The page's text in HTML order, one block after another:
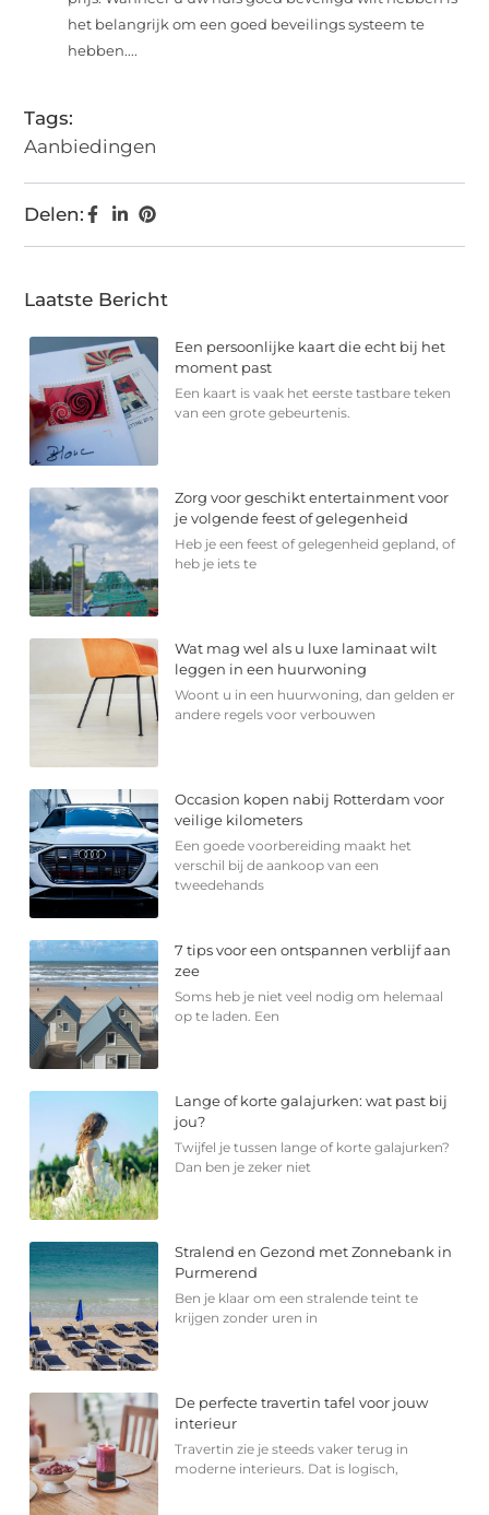
het belangrijk om een goed beveilings systeem te
hebben....
Tags:
Aanbiedingen
Delen:
Laatste Bericht
Een persoonlijke kaart die echt bij het
moment past
Een kaart is vaak het eerste tastbare teken
van een grote gebeurtenis.
Zorg voor geschikt entertainment voor
je volgende feest of gelegenheid
Heb je een feest of gelegenheid gepland, of
heb je iets te
Wat mag wel als u luxe laminaat wilt
leggen in een huurwoning
Woont u in een huurwoning, dan gelden er
andere regels voor verbouwen
Occasion kopen nabij Rotterdam voor
veilige kilometers
Een goede voorbereiding maakt het
verschil bij de aankoop van een
tweedehands
7 tips voor een ontspannen verblijf aan
zee
Soms heb je niet veel nodig om helemaal
op te laden. Een
Lange of korte galajurken: wat past bij
jou?
Twijfel je tussen lange of korte galajurken?
Dan ben je zeker niet
Stralend en Gezond met Zonnebank in
Purmerend
Ben je klaar om een stralende teint te
krijgen zonder uren in
De perfecte travertin tafel voor jouw
interieur
Travertin zie je steeds vaker terug in
moderne interieurs. Dat is logisch,